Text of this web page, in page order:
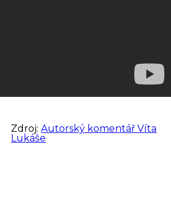
Zdroj:Autorský komentář Víta
Lukáše